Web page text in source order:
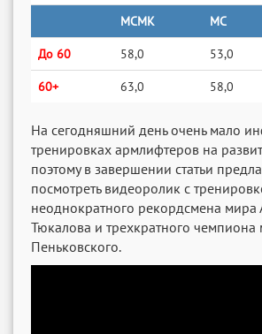
МСМК МС
До 60 58,0 53,0
60+ 63,0 58,0
На сегодняшний день очень мало
тренировках армлифтеров на
поэтому в завершении статьи
посмотреть видеоролик с
неоднократного рекордсмена мира
Тюкалова и трехкратного
Пеньковского.